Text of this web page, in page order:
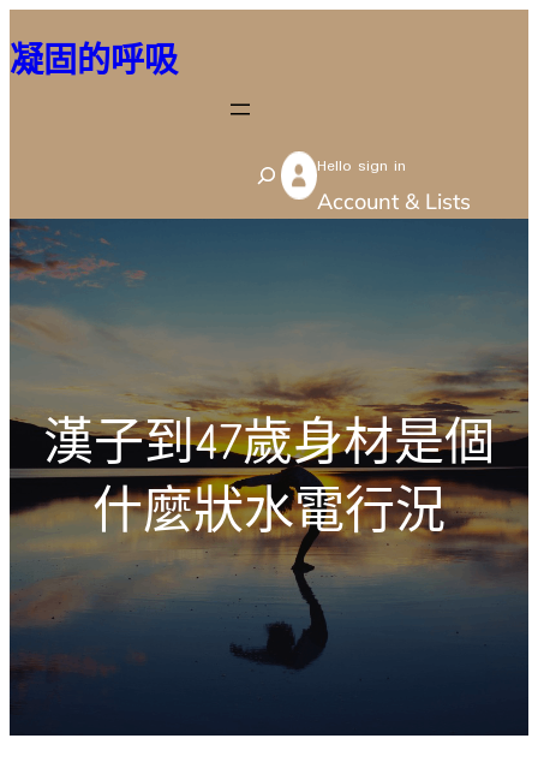
至
容
凝固的呼吸
S
e
Hello sign in
Account & Lists
漢子到47歲身材是個
什麼狀水電行況